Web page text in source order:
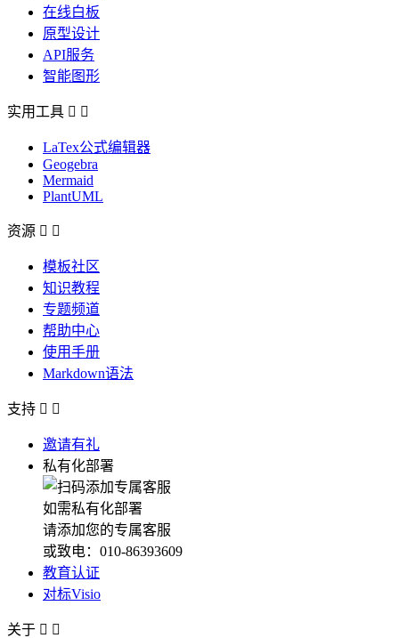
在线白板
原型设计
API服务
智能图形
实用工具  
LaTex公式编辑器
Geogebra
Mermaid
PlantUML
资源  
模板社区
知识教程
专题频道
帮助中心
使用手册
Markdown语法
支持  
邀请有礼
私有化部署
如需私有化部署
请添加您的专属客服
或致电：010-86393609
教育认证
对标Visio
关于  